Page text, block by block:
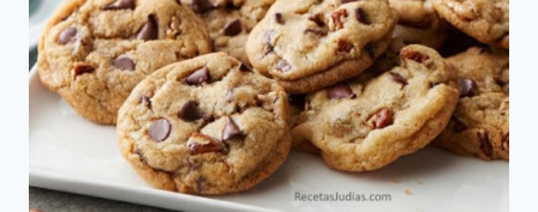
Chips)